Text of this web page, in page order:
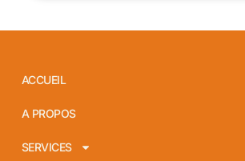
ACCUEIL
A PROPOS
SERVICES